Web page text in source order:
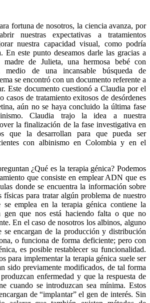
fortuna de nosotros, la ciencia avanza, por
nuestras expectativas a tratamientos
nuestra capacidad visual, comopodría
En este punto deseamos darle las gracias a
madre de Julieta, una hermosa bebé con
medio de una incansable búsqueda de
se encontró con un documento referente a
Este documento cuestionó a Claudia porel
casos de tratamientoexitosos de desórdenes
aún no se haya concluido laúltima fase
. Claudia trajo la idea a nuestra
la finalización de la fase investigativa en
que la desarrollan para quepueda ser
con albinismoen Colombia y en el
¿Qué es la terapia génica? Podemos
que consiste en emplear ADN que es
donde se encuentra la información sobre
físicas para tratar algún problema de nuestro
emplea en la terapia génica contiene la
gen que nos está haciendo falta o que no
En el caso de nosotros los albinos, alguno
se encargan de la producción y distribución
o funciona de forma deficiente; pero con
es posible restablecer su funcionalidad.
para implementar la terapia génica suele ser
sido previamente modificados, de tal forma
enfermedad y que la respuesta de
cuando se introduzcan sea mínima. Estos
de “implantar” el gen de interés. Sin